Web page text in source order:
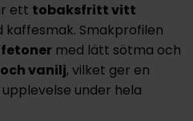
ett tobaksfritt vitt
Smakprofilen
med lätt sötma och
vanilj, vilket ger en
under hela